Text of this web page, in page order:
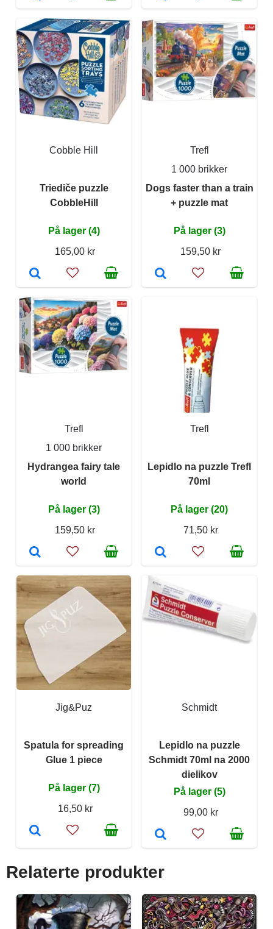
Cobble Hill
Triediče puzzle
CobbleHill
På lager (4)
165,00 kr
Trefl
1 000 brikker
Dogs faster than a train
+ puzzle mat
På lager (3)
159,50 kr
Trefl
1 000 brikker
Hydrangea fairy tale
world
På lager (3)
159,50 kr
Trefl
Lepidlo na puzzle Trefl
70ml
På lager (20)
71,50 kr
Jig&Puz
Spatula for spreading
Glue 1 piece
På lager (7)
16,50 kr
Schmidt
Lepidlo na puzzle
Schmidt 70ml na 2000
dielikov
På lager (5)
99,00 kr
Relaterte produkter